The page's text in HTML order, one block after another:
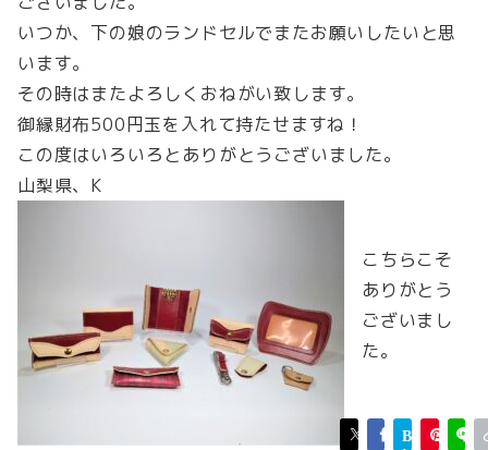
いつか、下の娘のランドセルでまたお願いしたいと思
います。
その時はまたよろしくおねがい致します。
御縁財布500円玉を入れて持たせますね！
この度はいろいろとありがとうございました。
山梨県、K
こちらこそ
ありがとう
ございまし
た。